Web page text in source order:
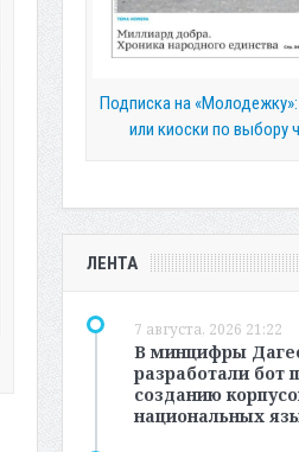
Подписка на «Молодежку»:
или киоски по выбору
ЛЕНТА
7 августа, 2026 21:22
В минцифры
разработали бот
созданию
национальных